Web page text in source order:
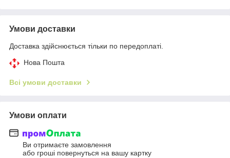
Умови доставки
Доставка здійснюється тільки по передоплаті.
Нова Пошта
Всі умови доставки
Умови оплати
Ви отримаєте замовлення
або гроші повернуться на вашу картку